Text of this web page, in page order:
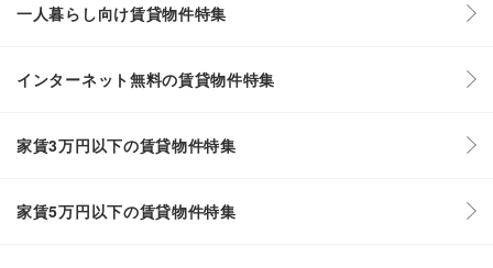
一人暮らし向け賃貸物件特集
インターネット無料の賃貸物件特集
家賃3万円以下の賃貸物件特集
家賃5万円以下の賃貸物件特集